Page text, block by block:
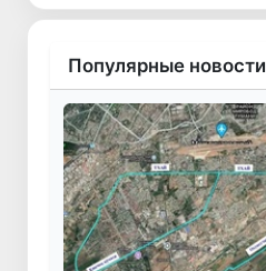
Популярные новости